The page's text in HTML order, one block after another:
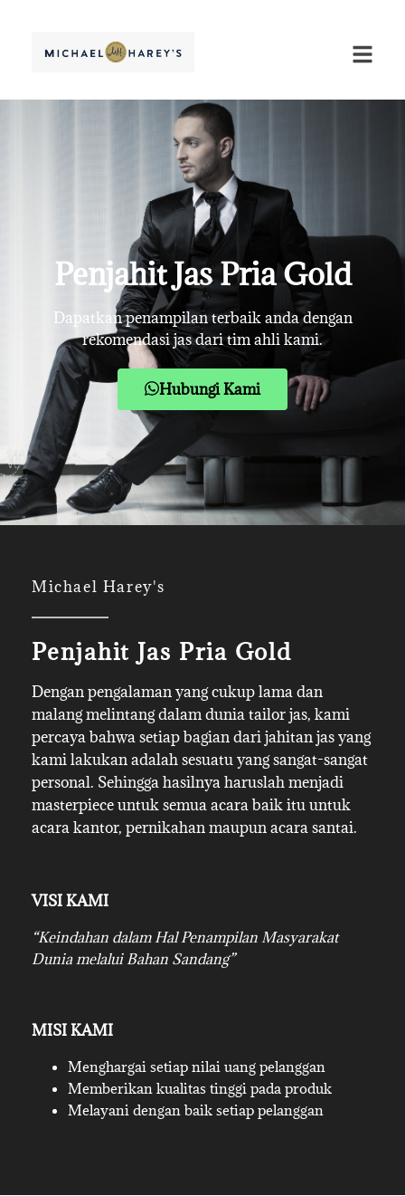
Penjahit Jas Pria Gold
Dapatkan penampilan terbaik anda dengan
rekomendasi jas dari tim ahli kami.
Hubungi Kami
Michael Harey's
Penjahit Jas Pria Gold
Dengan pengalaman yang cukup lama dan
malang melintang dalam dunia tailor jas, kami
percaya bahwa setiap bagian dari jahitan jas yang
kami lakukan adalah sesuatu yang sangat-sangat
personal. Sehingga hasilnya haruslah menjadi
masterpiece untuk semua acara baik itu untuk
acara kantor, pernikahan maupun acara santai.
VISI KAMI
“Keindahan dalam Hal Penampilan Masyarakat
Dunia melalui Bahan Sandang”
MISI KAMI
Menghargai setiap nilai uang pelanggan
Memberikan kualitas tinggi pada produk
Melayani dengan baik setiap pelanggan